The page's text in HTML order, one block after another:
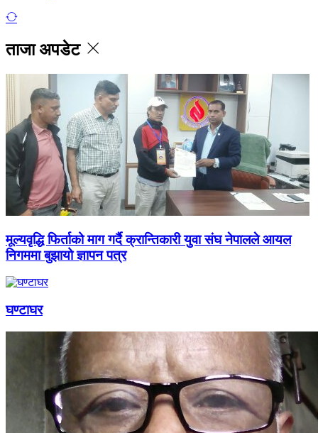
ताजा अपडेट
मूल्यवृद्धि फिर्ताको माग गर्दै क्रान्तिकारी युवा संघ नेपालले आयल
निगममा बुझायो ज्ञापन पत्र
घण्टाघर